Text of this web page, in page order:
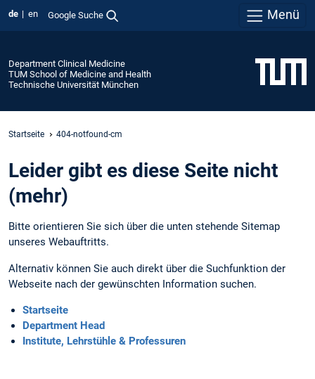
de en Google Suche Menü
Department Clinical Medicine
TUM School of Medicine and Health
Technische Universität München
Startseite 404-notfound-cm
Leider gibt es diese Seite nicht
(mehr)
Bitte orientieren Sie sich über die unten stehende Sitemap
unseres Webauftritts.
Alternativ können Sie auch direkt über die Suchfunktion der
Webseite nach der gewünschten Information suchen.
Startseite
Department Head
Institute, Lehrstühle & Professuren